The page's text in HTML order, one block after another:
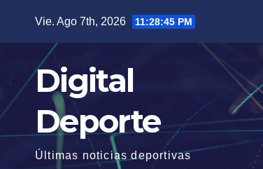
contenido
Vie. Ago 7th, 2026 11:28:46 PM
Digital
Deporte
Últimas noticias deportivas